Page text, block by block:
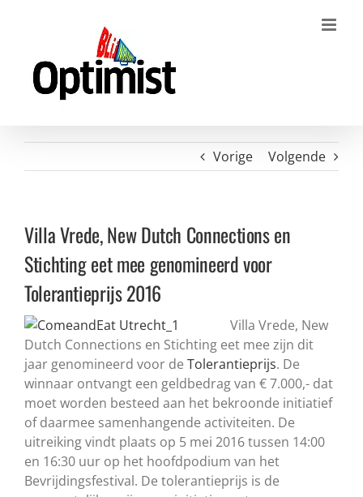
Vorige Volgende
Villa Vrede, New Dutch Connections en
Stichting eet mee genomineerd voor
Tolerantieprijs 2016
Villa Vrede, New
Dutch Connections en Stichting eet mee zijn dit
jaar genomineerd voor de Tolerantieprijs. De
winnaar ontvangt een geldbedrag van € 7.000,- dat
moet worden besteed aan het bekroonde initiatief
of daarmee samenhangende activiteiten. De
uitreiking vindt plaats op 5 mei 2016 tussen 14:00
en 16:30 uur op het hoofdpodium van het
Bevrijdingsfestival. De tolerantieprijs is de